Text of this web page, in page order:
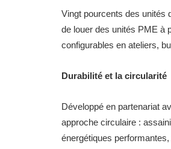
Vingt pourcents des unités
de louer des unités PME à
configurables en ateliers,
Durabilité et la circularité
Développé en partenariat
approche circulaire :
énergétiques